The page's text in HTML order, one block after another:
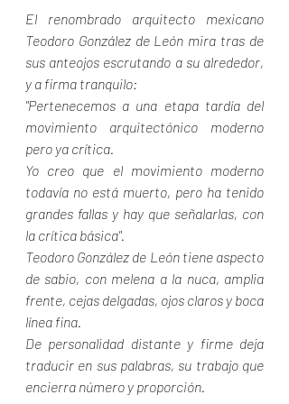
El renombrado arquitecto mexicano
Teodoro González de León mira tras de
sus anteojos escrutando a su alrededor,
y a firma tranquilo:
"Pertenecemos a una etapa tardía del
movimiento arquitectónico moderno
pero ya crítica.
Yo creo que el movimiento moderno
todavía no está muerto, pero ha tenido
grandes fallas y hay que señalarlas, con
la crítica básica".
Teodoro González de León tiene aspecto
de sabio, con melena a la nuca, amplia
frente, cejas delgadas, ojos claros y boca
línea fina.
De personalidad distante y firme deja
traducir en sus palabras, su trabajo que
encierra número y proporción.